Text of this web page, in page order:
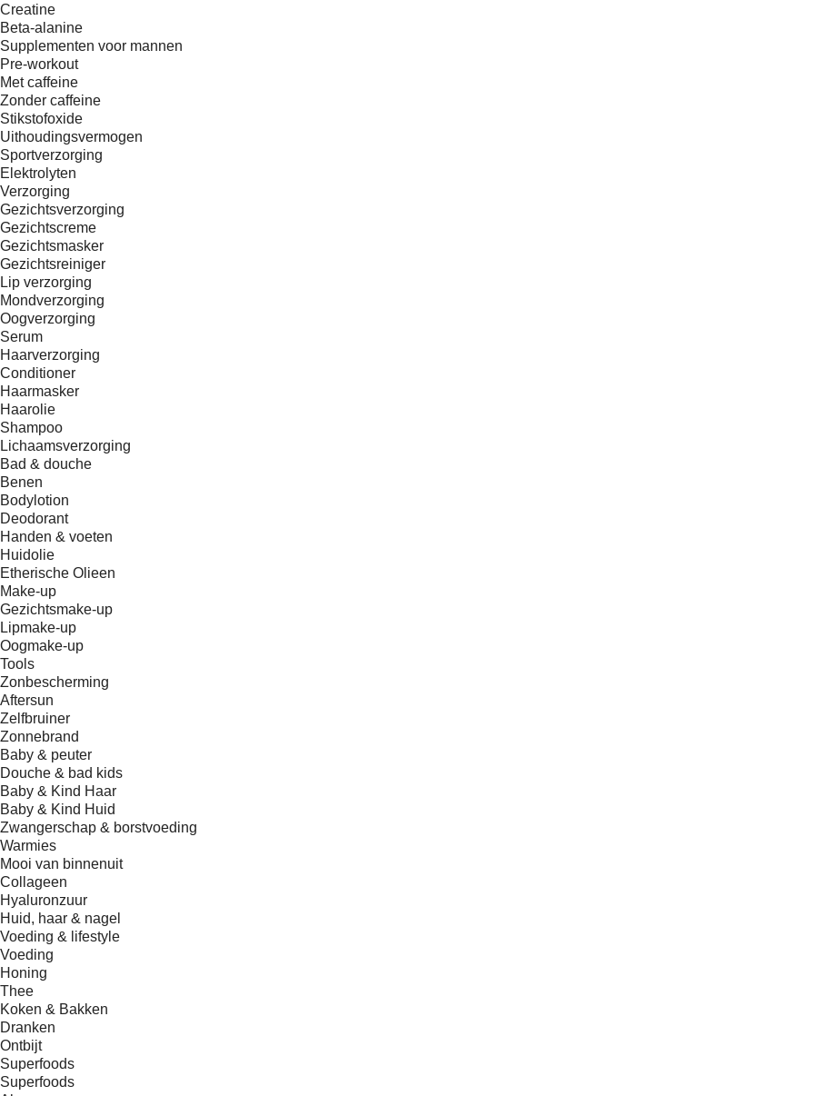
Creatine
Beta-alanine
Supplementen voor mannen
Pre-workout
Met caffeine
Zonder caffeine
Stikstofoxide
Uithoudingsvermogen
Sportverzorging
Elektrolyten
Verzorging
Gezichtsverzorging
Gezichtscreme
Gezichtsmasker
Gezichtsreiniger
Lip verzorging
Mondverzorging
Oogverzorging
Serum
Haarverzorging
Conditioner
Haarmasker
Haarolie
Shampoo
Lichaamsverzorging
Bad & douche
Benen
Bodylotion
Deodorant
Handen & voeten
Huidolie
Etherische Olieen
Make-up
Gezichtsmake-up
Lipmake-up
Oogmake-up
Tools
Zonbescherming
Aftersun
Zelfbruiner
Zonnebrand
Baby & peuter
Douche & bad kids
Baby & Kind Haar
Baby & Kind Huid
Zwangerschap & borstvoeding
Warmies
Mooi van binnenuit
Collageen
Hyaluronzuur
Huid, haar & nagel
Voeding & lifestyle
Voeding
Honing
Thee
Koken & Bakken
Dranken
Ontbijt
Superfoods
Superfoods